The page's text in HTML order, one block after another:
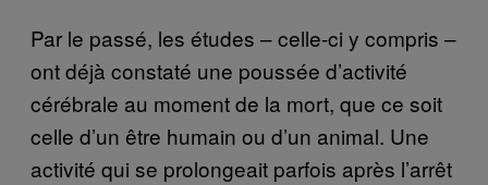
Par le passé, les études – celle-ci y compris –
ont déjà constaté une poussée d’activité
cérébrale au moment de la mort, que ce soit
celle d’un être humain ou d’un animal. Une
activité qui se prolongeait parfois après l’arrêt